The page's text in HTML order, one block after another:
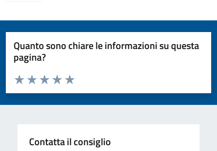
Quanto sono chiare le informazioni su questa
pagina?
Valuta da 1 a 5 stelle la pagina
Valuta 5 stelle su 5
Valuta 4 stelle su 5
Valuta 3 stelle su 5
Valuta 2 stelle su 5
Valuta 1 stelle su 5
Contatta il consiglio